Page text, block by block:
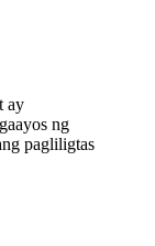
ay
ng
pagliligtas